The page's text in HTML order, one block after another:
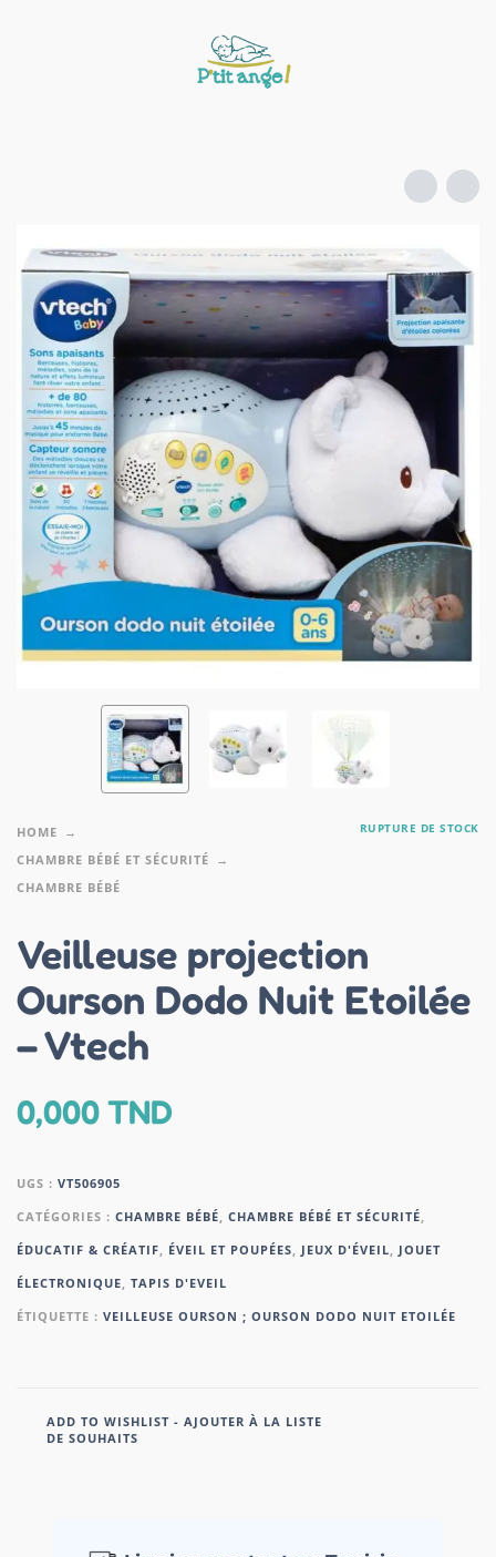
HOME
CHAMBRE BÉBÉ ET SÉCURITÉ
CHAMBRE BÉBÉ
RUPTURE DE STOCK
Veilleuse projection
Ourson Dodo Nuit Etoilée
– Vtech
0,000TND
UGS : VT506905
CATÉGORIES : CHAMBRE BÉBÉ CHAMBRE BÉBÉ ET SÉCURITÉ
ÉDUCATIF & CRÉATIF
ÉVEIL ET POUPÉES JEUX D'ÉVEIL
JOUET
ÉLECTRONIQUE TAPIS D'EVEIL
ÉTIQUETTE : VEILLEUSE OURSON ; OURSON DODO NUIT ETOILÉE
ADD TO WISHLIST - AJOUTER À LA LISTE
DE SOUHAITS